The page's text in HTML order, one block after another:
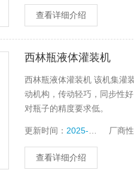
查看详细介绍
西林瓶液体灌装机
西林瓶液体灌装机 该机集灌
动机构，传动轻巧，同步性
对瓶子的精度要求低。
更新时间： 2025-12-27 厂商
查看详细介绍